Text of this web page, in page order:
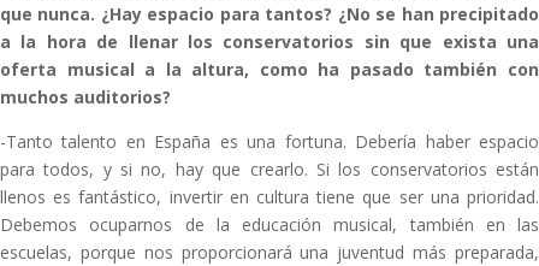
que nunca. ¿Hay espacio para tantos? ¿No se han precipitado
a la hora de llenar los conservatorios sin que exista una
oferta musical a la altura, como ha pasado también con
muchos auditorios?
-Tanto talento en España es una fortuna. Debería haber espacio
para todos, y si no, hay que crearlo. Si los conservatorios están
llenos es fantástico, invertir en cultura tiene que ser una prioridad.
Debemos ocuparnos de la educación musical, también en las
escuelas, porque nos proporcionará una juventud más preparada,